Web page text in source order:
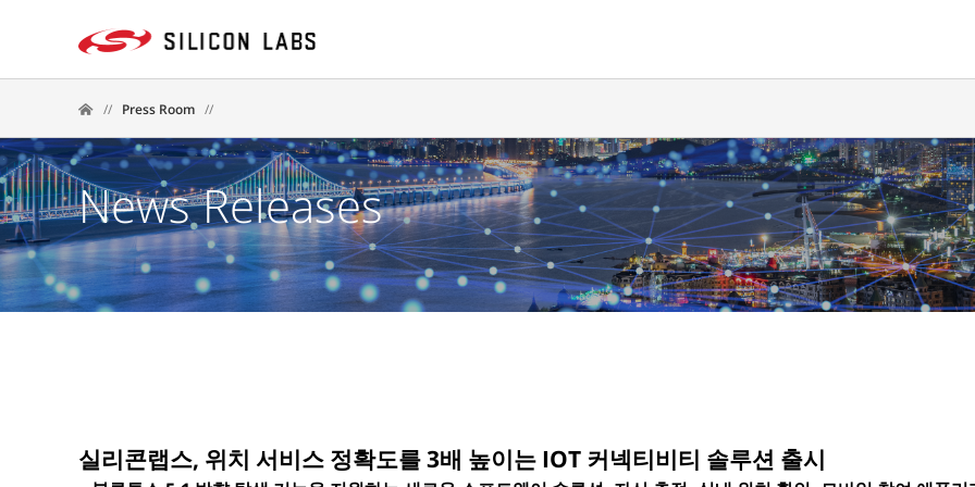
// Press Room //
News Releases
실리콘랩스, 위치 서비스 정확도를 3배 높이는 IOT 커넥티비티 솔루션 출시